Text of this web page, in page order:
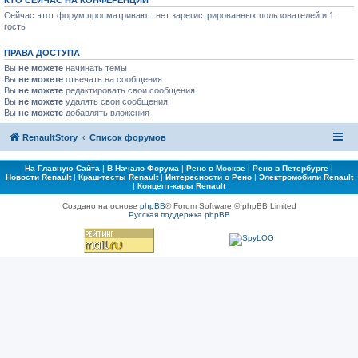
Сейчас этот форум просматривают: нет зарегистрированных пользователей и 1
гость
ПРАВА ДОСТУПА
Вы не можете начинать темы
Вы не можете отвечать на сообщения
Вы не можете редактировать свои сообщения
Вы не можете удалять свои сообщения
Вы не можете добавлять вложения
RenaultStory Список форумов
На Главную Сайта | В Начало Форума | Рено в Москве | Рено в Петербурге |
Новости Renault| Краш-тесты Renault| Интересности о Рено| Электромобили Renault
| Концепт-кары Renault
Создано на основе phpBB® Forum Software © phpBB Limited
Русская поддержка phpBB